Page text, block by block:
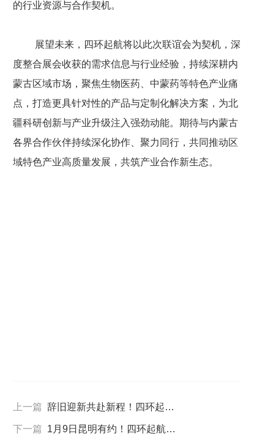
的行业资源与合作契机。
展望未来，四环起航将以此次联谊会为契机，深
度整合展会收获的需求信息与行业经验，持续深耕内
蒙古区域市场，聚焦生物医药、中蒙药等特色产业痛
点，打造更具针对性的产品与定制化解决方案，为北
疆科研创新与产业升级注入强劲动能。期待与内蒙古
各界合作伙伴持续深化协作、聚力同行，共同推动区
域特色产业高质量发展，共筑产业合作新生态。
上一篇 辞旧迎新共赴新程！四环起航闪耀2026北京科学仪器年会，共探冻干技术创新之路
下一篇 1月9日昆明有约！四环起航冻干机亮相2026西南生命科学新春联谊会，共启合作新篇